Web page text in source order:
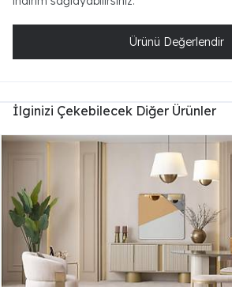
Ürünü Değerlendir
İlginizi Çekebilecek Diğer Ürünler